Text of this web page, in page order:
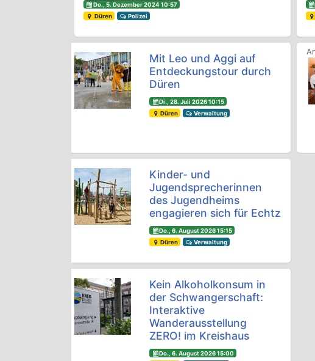
Do., 5. Dezember 2024 10:57
Düren
Polizei
Mit Leo und Aggi auf
Entdeckungstour durch
Düren
Di., 28. Juli 2026 10:15
Düren
Verwaltung
Kinder- und
Jugendsprecherinnen
des Jugendheims
engagieren sich für Echtz
Do., 6. August 2026 15:15
Düren
Verwaltung
Kein Alkoholkonsum in
der Schwangerschaft:
Interaktive
Wanderausstellung
ZERO! im Kreishaus
Do., 6. August 2026 15:00